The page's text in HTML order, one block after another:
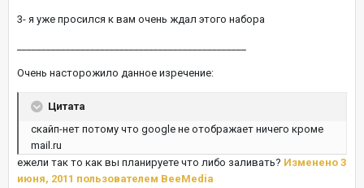
3- я уже просился к вам очень ждал этого набора
Очень насторожило данное изречение:
Цитата
скайп-нет потому что google не отображает ничего кроме
mail.ru
ежели так то как вы планируете что либо заливать? Изменено 3
июня, 2011 пользователем BeeMedia